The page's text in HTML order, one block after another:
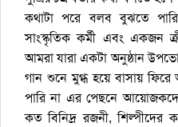
কথাটা পরে বলব বুঝতে
সাংস্কৃতিক কর্মী এবং একজন
আমরা যারা একটা অনুষ্ঠান
গান শুনে মুগ্ধ হয়ে বাসায়
পারি না এর পেছনে
কত বিনিদ্র রজনী,